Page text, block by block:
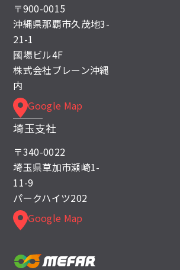
〒900-0015
沖縄県那覇市久茂地3-
21-1
國場ビル4F
株式会社ブレーン沖縄
内
Google Map
埼玉支社
〒340-0022
埼玉県草加市瀬崎1-
11-9
パークハイツ202
Google Map